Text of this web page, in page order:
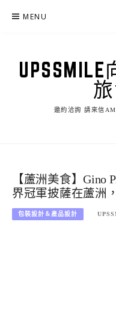
MENU
邀約洽詢 請來信
【蘆洲美食】Gino
界冠軍披薩在蘆洲
包裝設計＆產品設計